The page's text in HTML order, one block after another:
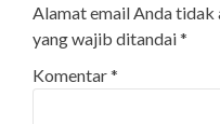
Alamat email Anda
yang wajib ditandai*
Komentar*